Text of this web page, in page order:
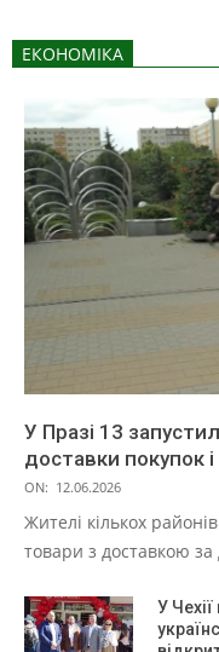
ЕКОНОМІКА
У Празі 13
доставки покупок
ON: 12.06.2026
Жителі кількох
товари з доставкою
У